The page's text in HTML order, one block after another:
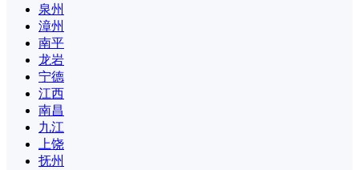
泉州
漳州
南平
龙岩
宁德
江西
南昌
九江
上饶
抚州